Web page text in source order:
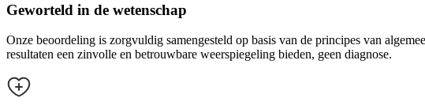
Geworteld in de wetenschap
Onze beoordeling is zorgvuldig samengesteld op basis van de principes van
resultaten een zinvolle en betrouwbare weerspiegeling bieden, geen diagnose.